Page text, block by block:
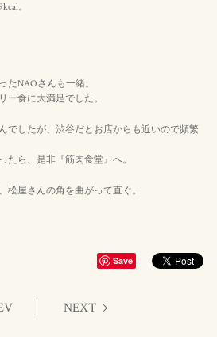
。
たNAOさんも一緒。
ー食に大満足でした。
でしたが、渋谷だとお店からも近いので頻繁
たら、是非『筋肉食堂』へ。
松屋さんの角を曲がって直ぐ。
Save
NEXT